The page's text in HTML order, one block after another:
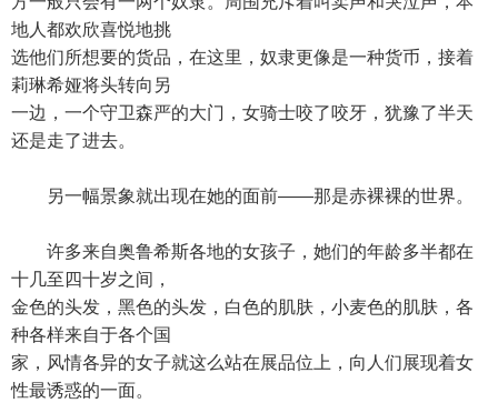
地人都欢欣喜悦地挑
选他们所想要的货品，在这里，奴隶更像是一种货币，接着
莉琳希娅将头转向另
一边，一个守卫森严的大门，女骑士咬了咬牙，犹豫了半天
还是走了进去。
另一幅景象就出现在她的面前——那是赤裸裸的世界。
许多来自奥鲁希斯各地的女孩子，她们的年龄多半都在
十几至四十岁之间，
金色的头发，黑色的头发，白色的肌肤，小麦色的肌肤，各
种各样来自于各个国
家，风情各异的女子就这么站在展品位上，向人们展现着女
性最诱惑的一面。